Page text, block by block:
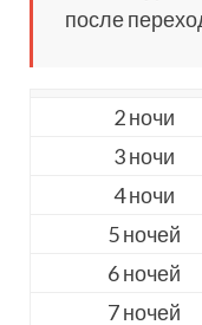
после
2 ночи
3 ночи
4 ночи
5 ночей
6 ночей
7 ночей